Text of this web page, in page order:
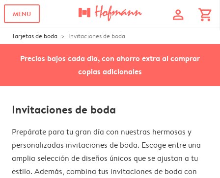
MENU profile shopping_cart
Tarjetas de boda Invitaciones de boda
Precios bajos cada día, con ahorro extra al comprar
copias adicionales
Invitaciones de boda
Prepárate para tu gran día con nuestras hermosas y
personalizadas invitaciones de boda. Escoge entre una
amplia selección de diseños únicos que se ajustan a tu
estilo. Además, combina tus invitaciones de boda con